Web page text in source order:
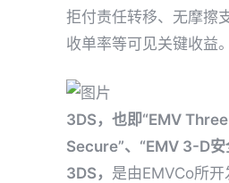
拒付责任转移、无摩擦
收单率等可见关键收益。
3DS，也即“EMV
Secure”、“EMV 3-D安
3DS， 是由EMVCo所开